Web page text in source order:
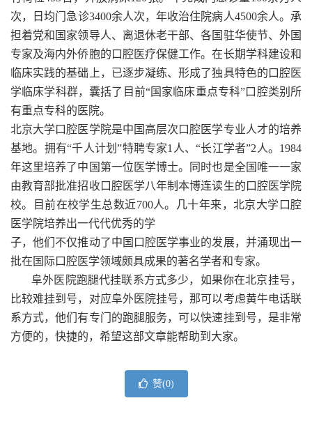
次，日均门急诊3400余人次，年收治住院病人4500余人。承
担着党和国家领导人、离退休老干部、各国驻华使节、外国
专家及海内外侨胞的口腔医疗保健工作。在长期学科建设和
临床实践的基础上，已逐步凝练、形成了独具特色的口腔医
学临床学科群，囊括了目前“国家临床重点专科”口腔类别所
有重点专科的医院。
北京大学口腔医学院是中国高层次口腔医学专业人才的培养
基地。拥有“千人计划”特聘专家1人、“长江学者”2人。1984
年这里培养了中国第一位医学博士。同时也是全国唯一一家
由教育部批准招收口腔医学八年制本博连读生的口腔医学院
校。目前在校学生总数近700人。几十年来，北京大学口腔
医学院培养出一代代优秀的学
子，他们不仅推动了中国口腔医学事业的发展，并涌现出一
批在国际口腔医学领域颇具成果的著名学者和专家。
阜外医院跑腿代挂联系方式多少，如果你在北京挂号，
比较难挂到号，对应阜外医院挂号，那可以考虑黄牛电话联
系方式，他们有专门的跑腿服务，可以快速挂到号，是非常
方便的，快捷的，希望这部文章能帮助到大家。
赞(0)